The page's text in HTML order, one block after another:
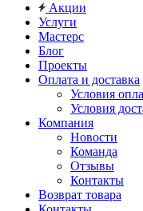
Акции
Услуги
Мастерс
Блог
Проекты
Оплата и доставка
Условия
Условия
Компания
Новости
Команда
Отзывы
Контакты
Возврат товара